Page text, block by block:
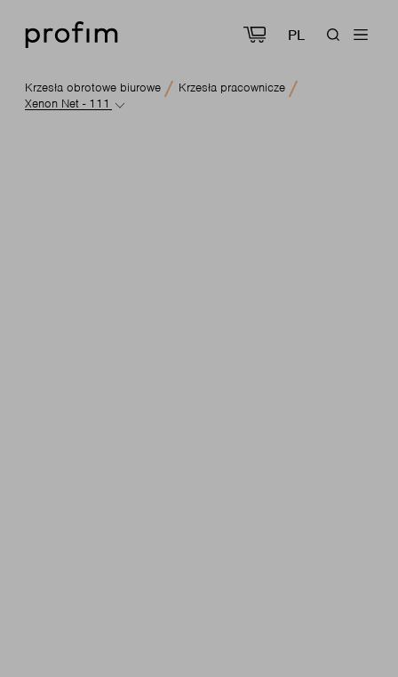
PL
Krzesła obrotowe biurowe
Krzesła pracownicze
Xenon Net - 111